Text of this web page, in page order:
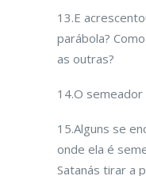
13.E
parábola?
as outras?
14.O semea­dor
15.Alguns se
onde ela é
Satanás tirar a